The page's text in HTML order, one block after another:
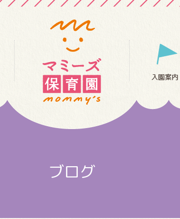
入園案内
ブログ